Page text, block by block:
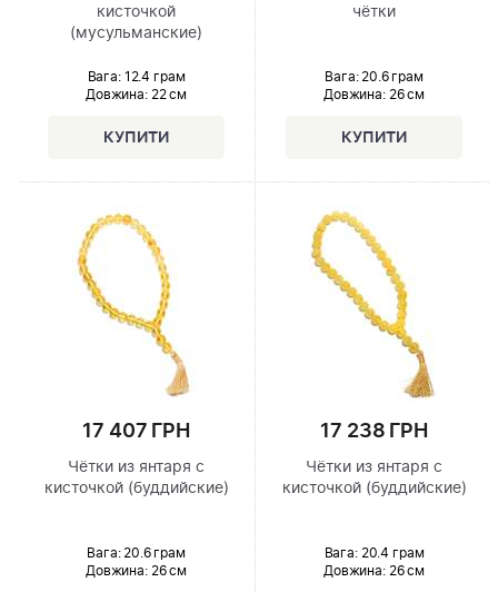
кисточкой
(мусульманские)
Вага: 12.4 грам
Довжина:22 см
чётки
Вага: 20.6 грам
Довжина:26 см
17 407 ГРН
Чётки из янтаря с
кисточкой (буддийские)
Вага: 20.6 грам
Довжина:26 см
17 238 ГРН
Чётки из янтаря с
кисточкой (буддийские)
Вага: 20.4 грам
Довжина:26 см